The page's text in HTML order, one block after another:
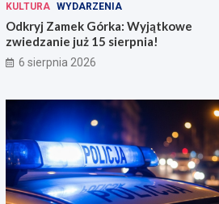
KULTURA WYDARZENIA
Odkryj Zamek Górka: Wyjątkowe
zwiedzanie już 15 sierpnia!
6 sierpnia 2026